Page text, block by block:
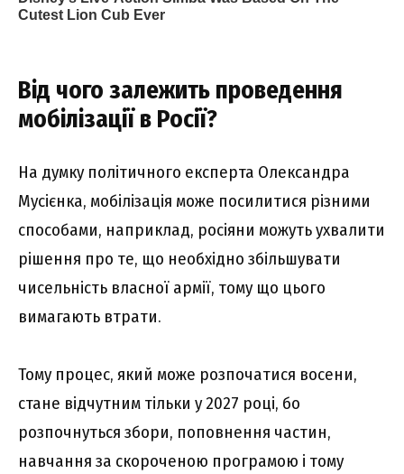
Від чого залежить проведення
мобілізації в Росії?
На думку політичного експерта Олександра
Мусієнка, мобілізація може посилитися різними
способами, наприклад, росіяни можуть ухвалити
рішення про те, що необхідно збільшувати
чисельність власної армії, тому що цього
вимагають втрати.
Тому процес, який може розпочатися восени,
стане відчутним тільки у 2027 році, бо
розпочнуться збори, поповнення частин,
навчання за скороченою програмою і тому